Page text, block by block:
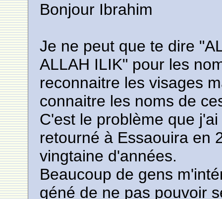
Bonjour Ibrahim
Je ne peut que te dire
ALLAH ILIK" pour les
reconnaitre les visages
connaitre les noms de
C'est le problème que
retourné à Essaouira en
vingtaine d'années.
Beaucoup de gens
géné de ne pas pouvoir